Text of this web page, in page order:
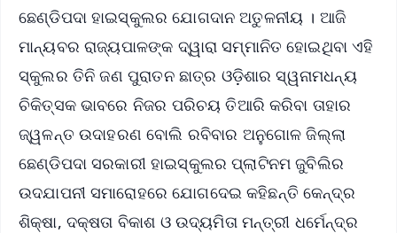
ଛେଣ୍ଡିପଦା ହାଇସ୍କୁଲର ଯୋଗଦାନ ଅତୁଳନୀୟ । ଆଜି
ମାନ୍ୟବର ରାଜ୍ୟପାଳଙ୍କ ଦ୍ୱାରା ସମ୍ମାନିତ ହୋଇଥିବା ଏହି
ସ୍କୁଲର ତିନି ଜଣ ପୁରାତନ ଛାତ୍ର ଓଡ଼ିଶାର ସ୍ୱନାମଧନ୍ୟ
ଚିକିତ୍ସକ ଭାବରେ ନିଜର ପରିଚୟ ତିଆରି କରିବା ତାହାର
ଜ୍ୱଳନ୍ତ ଉଦାହରଣ ବୋଲି ରବିବାର ଅନୁଗୋଳ ଜିଲ୍ଲା
ଛେଣ୍ଡିପଦା ସରକାରୀ ହାଇସ୍କୁଲର ପ୍ଲାଟିନମ ଜୁବିଲିର
ଉଦଯାପନୀ ସମାରୋହରେ ଯୋଗଦେଇ କହିଛନ୍ତି କେନ୍ଦ୍ର
ଶିକ୍ଷା, ଦକ୍ଷତା ବିକାଶ ଓ ଉଦ୍ୟମିତା ମନ୍ତ୍ରୀ ଧର୍ମେନ୍ଦ୍ର